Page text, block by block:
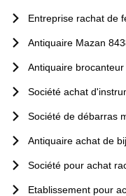
Entreprise rachat de
Antiquaire Mazan
Antiquaire
Société achat
Société de débarras
Antiquaire achat de
Société pour achat
Etablissement pour